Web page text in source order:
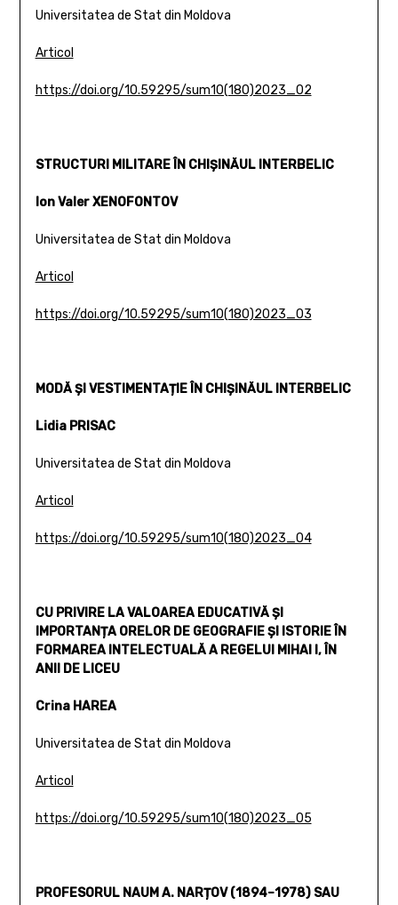
Universitatea de Stat din Moldova
Articol
https://doi.org/10.59295/sum10(180)2023_02
STRUCTURI MILITARE ÎN CHIȘINĂUL INTERBELIC
Ion Valer XENOFONTOV
Universitatea de Stat din Moldova
Articol
https://doi.org/10.59295/sum10(180)2023_03
MODĂ ȘI VESTIMENTAȚIE ÎN CHIȘINĂUL INTERBELIC
Lidia PRISAC
Universitatea de Stat din Moldova
Articol
https://doi.org/10.59295/sum10(180)2023_04
CU PRIVIRE LA VALOAREA EDUCATIVĂ ȘI
IMPORTANȚA ORELOR DE GEOGRAFIE ȘI ISTORIE ÎN
FORMAREA INTELECTUALĂ A REGELUI MIHAI I, ÎN
ANII DE LICEU
Crina HAREA
Universitatea de Stat din Moldova
Articol
https://doi.org/10.59295/sum10(180)2023_05
PROFESORUL NAUM A. NARȚOV (1894–1978) SAU